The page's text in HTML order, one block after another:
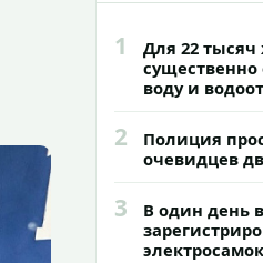
1
Для 22
воду и
2
Полиция
очевидцев
3
В один день